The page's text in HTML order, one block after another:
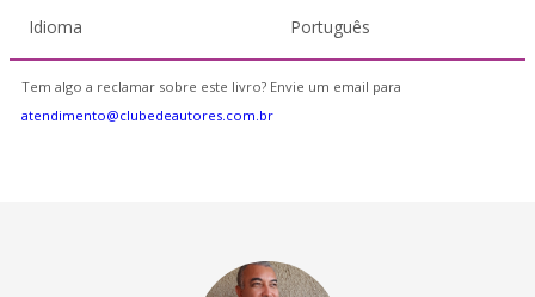
Idioma Português
Tem algo a reclamar sobre este livro? Envie um email para
atendimento@clubedeautores.com.br